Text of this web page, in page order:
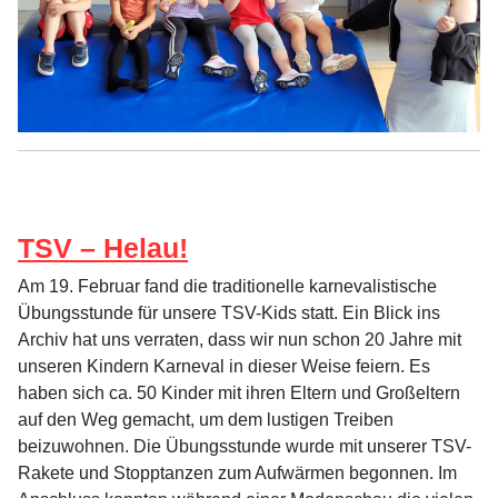
TSV – Helau!
Am 19. Februar fand die traditionelle karnevalistische
Übungsstunde für unsere TSV-Kids statt. Ein Blick ins
Archiv hat uns verraten, dass wir nun schon 20 Jahre mit
unseren Kindern Karneval in dieser Weise feiern. Es
haben sich ca. 50 Kinder mit ihren Eltern und Großeltern
auf den Weg gemacht, um dem lustigen Treiben
beizuwohnen. Die Übungsstunde wurde mit unserer TSV-
Rakete und Stopptanzen zum Aufwärmen begonnen. Im